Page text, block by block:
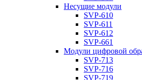
Несущие модули
SVP-610
SVP-611
SVP-612
SVP-661
Модули цифровой
SVP-713
SVP-716
SVP-719